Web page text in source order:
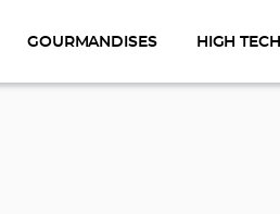
GOURMANDISES HIGH TECH